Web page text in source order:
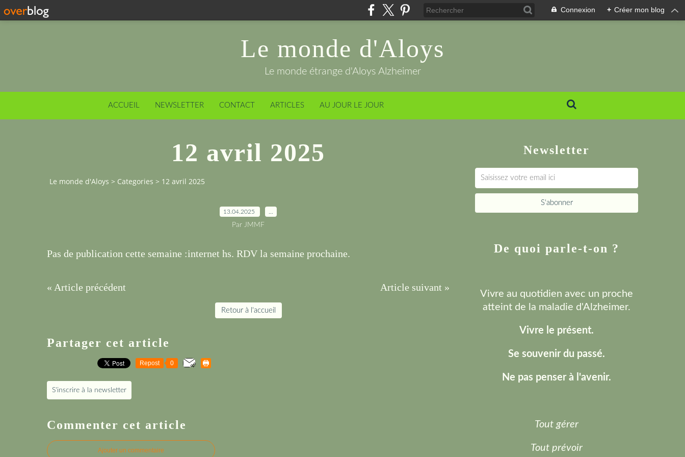
Connexion + Créer mon blog
Le monde d'Aloys
Le monde étrange d'Aloys Alzheimer
ACCUEIL NEWSLETTER CONTACT ARTICLES AU JOUR LE JOUR
12 avril 2025
Le monde d'Aloys > Categories > 12 avril 2025
13.04.2025
Par JMMF
Pas de publication cette semaine :internet hs. RDV la semaine prochaine.
« Article précédent Article suivant »
Retour à l'accueil
Partager cet article
Repost 0
S'inscrire à la newsletter
Commenter cet article
Ajouter un commentaire
Newsletter
De quoi parle-t-on ?
Vivre au quotidien avec un proche
atteint de la maladie d'Alzheimer.
Vivre le présent.
Se souvenir du passé.
Ne pas penser à l'avenir.
Tout gérer
Tout prévoir